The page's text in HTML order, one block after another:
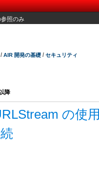
参照のみ
/ AIR 開発の基礎 / セキュリティ
降
の使